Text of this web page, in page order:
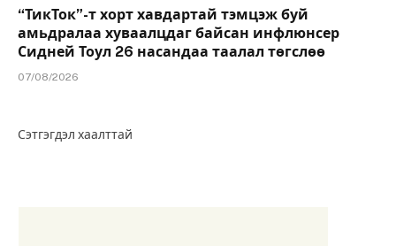
“ТикТок”-т хорт хавдартай тэмцэж буй
амьдралаа хуваалцдаг байсан инфлюнсер
Сидней Тоул 26 насандаа таалал төгслөө
07/08/2026
Сэтгэгдэл хаалттай